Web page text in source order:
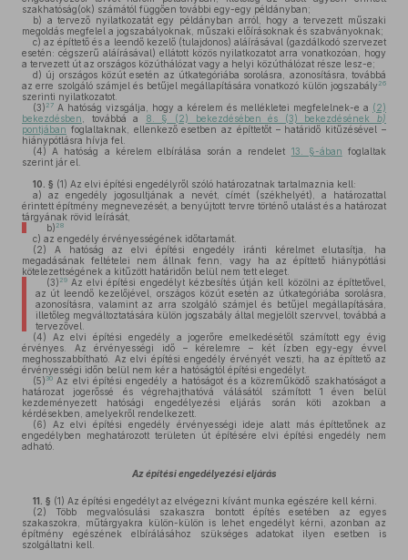
szakhatóság(ok) számától függően további egy-egy példányban;
b) a tervező nyilatkozatát egy példányban arról, hogy a tervezett műszaki
megoldás megfelel a jogszabályoknak, műszaki előírásoknak és szabványoknak;
c) az építtető és a leendő kezelő (tulajdonos) aláírásával (gazdálkodó szervezet
esetén: cégszerű aláírásával) ellátott közös nyilatkozatot arra vonatkozóan, hogy
a tervezett út az országos közúthálózat vagy a helyi közúthálózat része lesz-e;
d) új országos közút esetén az útkategóriába sorolásra, azonosításra, továbbá
az erre szolgáló számjel és betűjel megállapítására vonatkozó külön jogszabály 26
szerinti nyilatkozatot.
(3) 27 A hatóság vizsgálja, hogy a kérelem és mellékletei megfelelnek-e a (2)
bekezdésben , továbbá a 8. § (2) bekezdésében és (3) bekezdésénekb)
pontjában foglaltaknak, ellenkező esetben az építtetőt – határidő kitűzésével –
hiánypótlásra hívja fel.
(4) A hatóság a kérelem elbírálása során a rendelet 13. §-ában foglaltak
szerint jár el.
10. § (1) Az elvi építési engedélyről szóló határozatnak tartalmaznia kell:
a) az engedély jogosultjának a nevét, címét (székhelyét), a határozattal
érintett építmény megnevezését, a benyújtott tervre történő utalást és a határozat
tárgyának rövid leírását,
b) 28
c) az engedély érvényességének időtartamát.
(2) A hatóság az elvi építési engedély iránti kérelmet elutasítja, ha
megadásának feltételei nem állnak fenn, vagy ha az építtető hiánypótlási
kötelezettségének a kitűzött határidőn belül nem tett eleget.
(3) 29Az elvi építési engedélyt kézbesítés útján kell közölni az építtetővel,
az út leendő kezelőjével, országos közút esetén az útkategóriába sorolásra,
azonosításra, valamint az arra szolgáló számjel és betűjel megállapítására,
illetőleg megváltoztatására külön jogszabály által megjelölt szervvel, továbbá a
tervezővel.
(4) Az elvi építési engedély a jogerőre emelkedésétől számított egy évig
érvényes. Az érvényességi idő – kérelemre – két ízben egy-egy évvel
meghosszabbítható. Az elvi építési engedély érvényét veszti, ha az építtető az
érvényességi időn belül nem kér a hatóságtól építési engedélyt.
(5) 30 Az elvi építési engedély a hatóságot és a közreműködő szakhatóságot a
határozat jogerőssé és végrehajthatóvá válásától számított 1 éven belül
kezdeményezett hatósági engedélyezési eljárás során köti azokban a
kérdésekben, amelyekről rendelkezett.
(6) Az elvi építési engedély érvényességi ideje alatt más építtetőnek az
engedélyben meghatározott területen út építésére elvi építési engedély nem
adható.
Az építési engedélyezési eljárás
11. § (1) Az építési engedélyt az elvégezni kívánt munka egészére kell kérni.
(2) Több megvalósulási szakaszra bontott építés esetében az egyes
szakaszokra, műtárgyakra külön-külön is lehet engedélyt kérni, azonban az
építmény egészének elbírálásához szükséges adatokat ilyen esetben is
szolgáltatni kell.